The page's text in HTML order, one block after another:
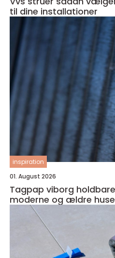
til dine installationer
inspiration
01. August 2026
Tagpap viborg holdbare tagløsninger til
moderne og ældre huse